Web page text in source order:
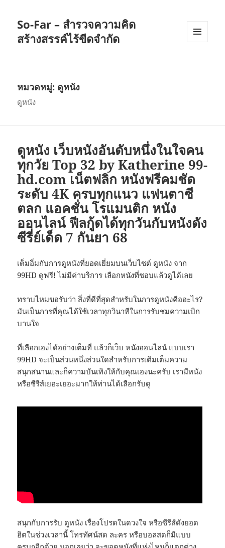
So-Far – สำรวจความคิด
สร้างสรรค์ไร้ขีดจำกัด
หมวดหมู่: ดูหนัง
ดูหนัง
ดูหนัง เว็บหนังอันดับหนึ่งในใจคน
ทุกวัย Top 32 by Katherine 99-
hd.com เน็ตฟลิก หนังฟรีคมชัด
ระดับ 4K ครบทุกแนว แฟนตาซี
ตลก แอคชั่น โรแมนติก หนัง
ออนไลน์ ฟีลกู้ดได้ทุกวันกับหนังดัง
ซีรี่ย์เด็ด 7 กันยา 68
เต็มอิ่มกับการดูหนังที่ยอดเยี่ยมบนเว็บไซต์ ดูหนัง จาก
99HD ดูฟรี! ไม่มีค่าบริการ เลือกหนังที่ชอบแล้วดูได้เลย
ทราบไหมขอรับว่า สิ่งที่ดีที่สุดสำหรับในการดูหนังคืออะไร?
มันเป็นการที่คุณได้ใช้เวลาทุกวินาทีในการรับชมความเบิก
บานใจ
ที่เลือกเองได้อย่างเต็มที่ แล้วก็เว็บ หนังออนไลน์ แบบเรา
99HD จะเป็นส่วนหนึ่งส่วนใดสำหรับการเติมเต็มความ
สนุกสนานและก็ความบันเทิงให้กับคุณเองนะครับ เรามีหนัง
หรือซีรีส์เยอะเยอะมากให้ท่านได้เลือกรับดู
สนุกกับการรับ ดูหนัง เรื่องโปรดในดวงใจ หรือซีรีส์ดังยอด
ฮิตในช่วงเวลานี้ โทรทัศน์สด ละคร หรือบอลสดก็มีแบบ